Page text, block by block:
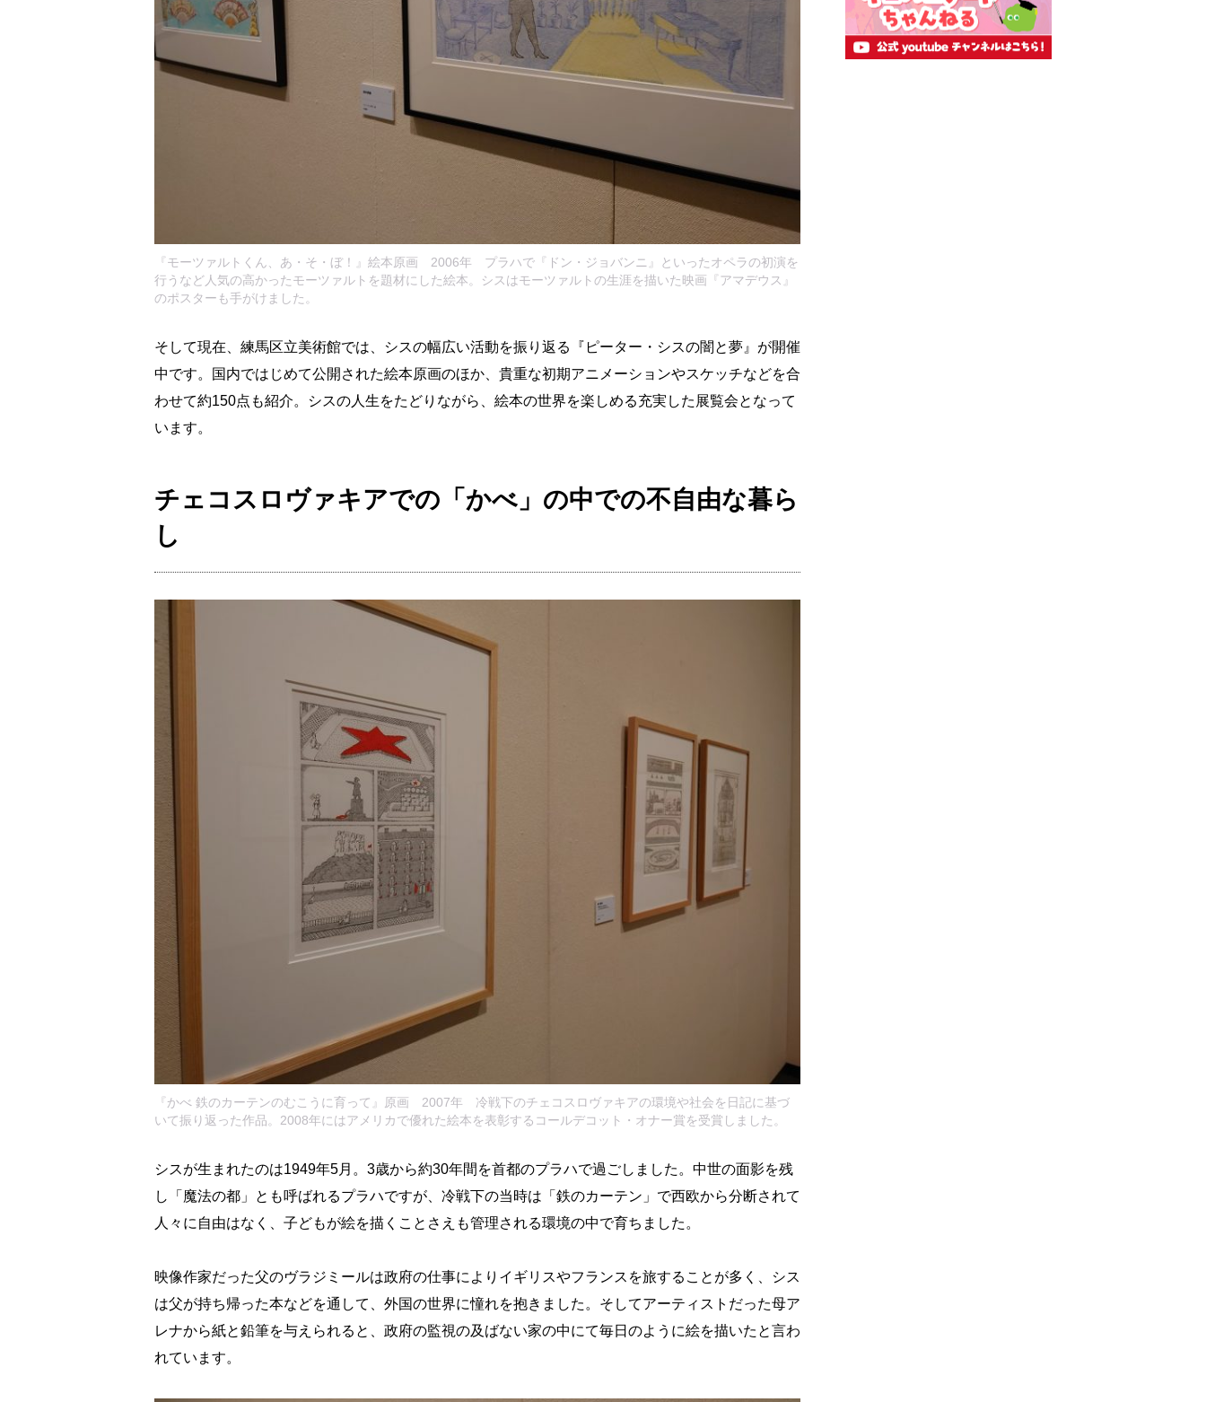
『モーツァルトくん、あ・そ・ぼ！』絵本原画 2006年 プラハで『ドン・ジョバンニ』といったオペラの初演を
行うなど人気の高かったモーツァルトを題材にした絵本。シスはモーツァルトの生涯を描いた映画『アマデウス』
のポスターも手がけました。
そして現在、練馬区立美術館では、シスの幅広い活動を振り返る『ピーター・シスの闇と夢』が開催
中です。国内ではじめて公開された絵本原画のほか、貴重な初期アニメーションやスケッチなどを合
わせて約150点も紹介。シスの人生をたどりながら、絵本の世界を楽しめる充実した展覧会となって
います。
チェコスロヴァキアでの「かべ」の中での不自由な暮ら
し
『かべ 鉄のカーテンのむこうに育って』原画 2007年 冷戦下のチェコスロヴァキアの環境や社会を日記に基づ
いて振り返った作品。2008年にはアメリカで優れた絵本を表彰するコールデコット・オナー賞を受賞しました。
シスが生まれたのは1949年5月。3歳から約30年間を首都のプラハで過ごしました。中世の面影を残
し「魔法の都」とも呼ばれるプラハですが、冷戦下の当時は「鉄のカーテン」で西欧から分断されて
人々に自由はなく、子どもが絵を描くことさえも管理される環境の中で育ちました。
映像作家だった父のヴラジミールは政府の仕事によりイギリスやフランスを旅することが多く、シス
は父が持ち帰った本などを通して、外国の世界に憧れを抱きました。そしてアーティストだった母ア
レナから紙と鉛筆を与えられると、政府の監視の及ばない家の中にて毎日のように絵を描いたと言わ
れています。